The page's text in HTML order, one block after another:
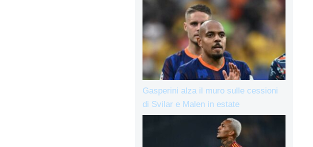
Gasperini alza il muro sulle cessioni
di Svilar e Malen in estate